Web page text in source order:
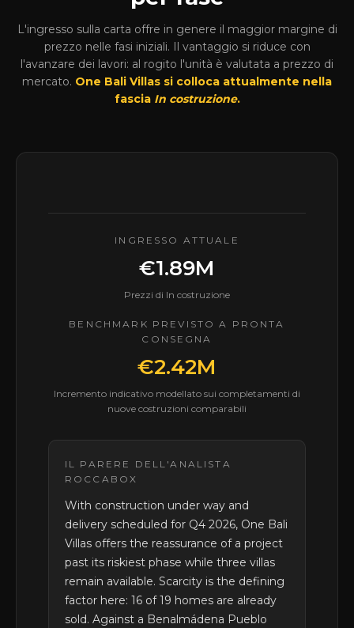
L'ingresso sulla carta offre in genere il maggior margine di
prezzo nelle fasi iniziali. Il vantaggio si riduce con
l'avanzare dei lavori: al rogito l'unità è valutata a prezzo di
mercato. One Bali Villas si colloca attualmente nella
fascia In costruzione.
INGRESSO ATTUALE
€1.89M
Prezzi di In costruzione
BENCHMARK PREVISTO A PRONTA
CONSEGNA
€2.42M
Incremento indicativo modellato sui completamenti di
nuove costruzioni comparabili
IL PARERE DELL'ANALISTA
ROCCABOX
With construction under way and
delivery scheduled for Q4 2026, One Bali
Villas offers the reassurance of a project
past its riskiest phase while three villas
remain available. Scarcity is the defining
factor here: 16 of 19 homes are already
sold. Against a Benalmádena Pueblo